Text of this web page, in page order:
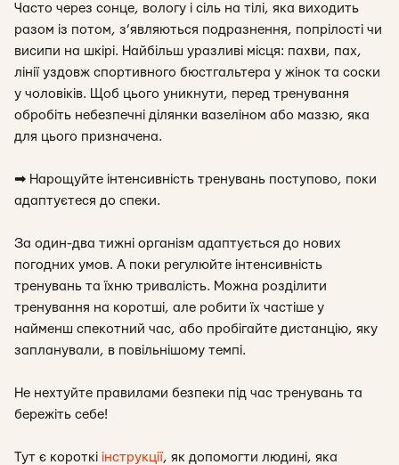
Часто через сонце, вологу і сіль на тілі, яка виходить
разом із потом, з’являються подразнення, попрілості чи
висипи на шкірі. Найбільш уразливі місця: пахви, пах,
лінії уздовж спортивного бюстгальтера у жінок та соски
у чоловіків. Щоб цього уникнути, перед тренування
обробіть небезпечні ділянки вазеліном або маззю, яка
для цього призначена.
➡ Нарощуйте інтенсивність тренувань поступово, поки
адаптуєтеся до спеки.
За один-два тижні організм адаптується до нових
погодних умов. А поки регулюйте інтенсивність
тренувань та їхню тривалість. Можна розділити
тренування на коротші, але робити їх частіше у
найменш спекотний час, або пробігайте дистанцію, яку
запланували, в повільнішому темпі.
Не нехтуйте правилами безпеки під час тренувань та
бережіть себе!
Тут є короткі інструкції, як допомогти людині, яка